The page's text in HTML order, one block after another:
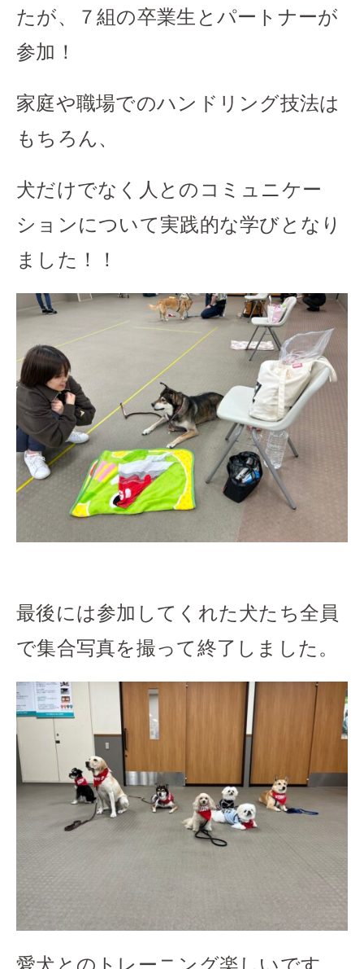
たが、７組の卒業生とパートナーが
参加！
家庭や職場でのハンドリング技法は
もちろん、
犬だけでなく人とのコミュニケー
ションについて実践的な学びとなり
ました！！
最後には参加してくれた犬たち全員
で集合写真を撮って終了しました。